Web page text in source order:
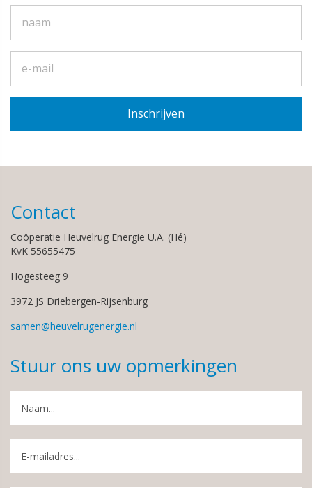
Contact
Coöperatie Heuvelrug Energie U.A. (Hé)
KvK 55655475
Hogesteeg 9
3972 JS Driebergen-Rijsenburg
samen@heuvelrugenergie.nl
Stuur ons uw opmerkingen